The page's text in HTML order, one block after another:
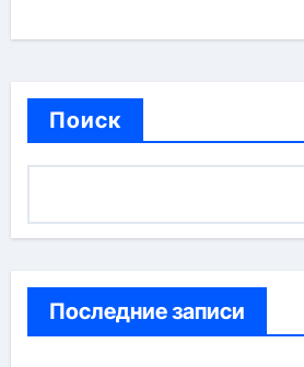
Поиск
Последние записи